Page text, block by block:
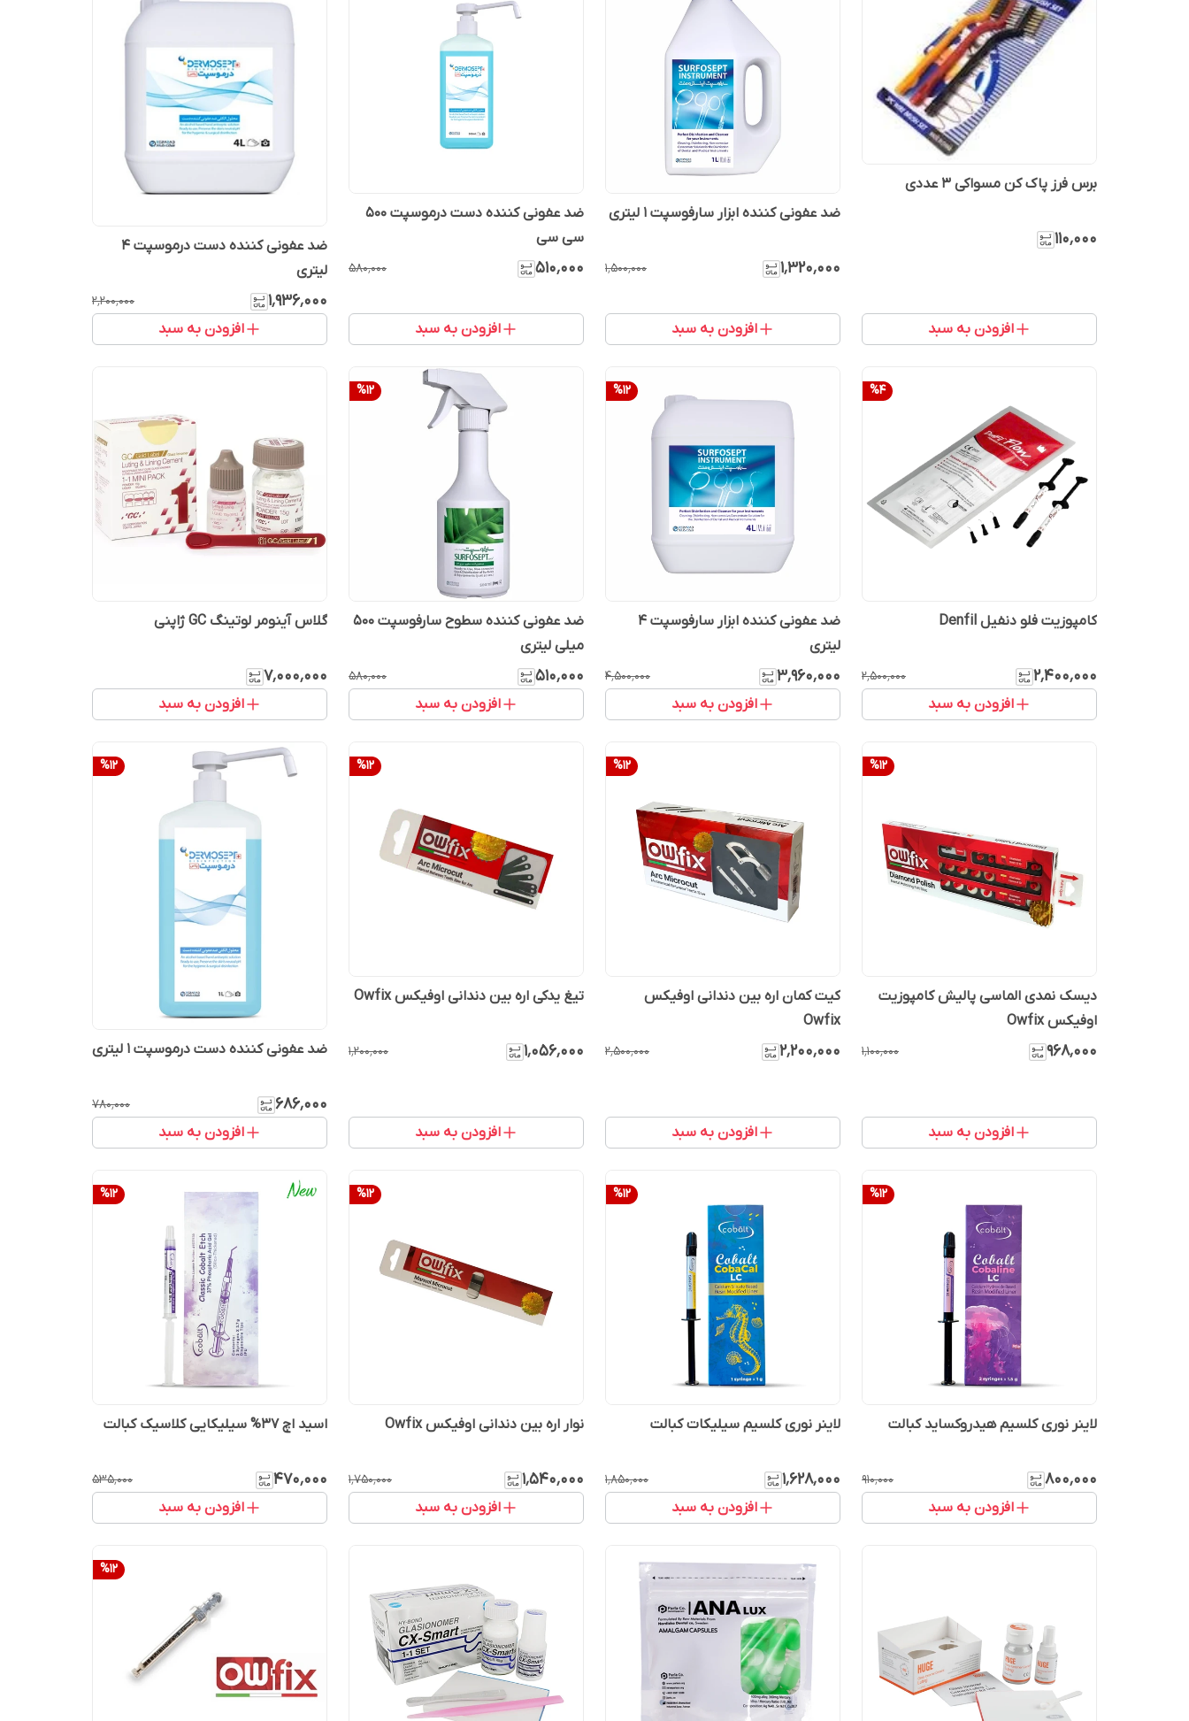
برس فرز پاک کن مسواکی ۳ عددی
۱۱۰٬۰۰۰
افزودن به سبد
ضد عفونی کننده ابزار سارفوسپت 1 لیتری
۱٬۳۲۰٬۰۰۰ ۱٬۵۰۰٬۰۰۰
افزودن به سبد
ضد عفونی کننده دست درموسپت 500
سی سی
۵۱۰٬۰۰۰ ۵۸۰٬۰۰۰
افزودن به سبد
ضد عفونی کننده دست درموسپت 4
لیتری
۱٬۹۳۶٬۰۰۰ ۲٬۲۰۰٬۰۰۰
افزودن به سبد
%4
کامپوزیت فلو دنفیل Denfil
۲٬۴۰۰٬۰۰۰ ۲٬۵۰۰٬۰۰۰
افزودن به سبد
%12
ضد عفونی کننده ابزار سارفوسپت 4
لیتری
۳٬۹۶۰٬۰۰۰ ۴٬۵۰۰٬۰۰۰
افزودن به سبد
%12
ضد عفونی کننده سطوح سارفوسپت 500
میلی لیتری
۵۱۰٬۰۰۰ ۵۸۰٬۰۰۰
افزودن به سبد
گلاس آینومر لوتینگ GC ژاپنی
۷٬۰۰۰٬۰۰۰
افزودن به سبد
%12
دیسک نمدی الماسی پالیش کامپوزیت
اوفیکس Owfix
۹۶۸٬۰۰۰ ۱٬۱۰۰٬۰۰۰
افزودن به سبد
%12
کیت کمان اره بین دندانی اوفیکس
Owfix
۲٬۲۰۰٬۰۰۰ ۲٬۵۰۰٬۰۰۰
افزودن به سبد
%12
تیغ یدکی اره بین دندانی اوفیکس Owfix
۱٬۰۵۶٬۰۰۰ ۱٬۲۰۰٬۰۰۰
افزودن به سبد
%12
ضد عفونی کننده دست درموسپت 1 لیتری
۶۸۶٬۰۰۰ ۷۸۰٬۰۰۰
افزودن به سبد
%12
لاینر نوری کلسیم هیدروکساید کبالت
۸۰۰٬۰۰۰ ۹۱۰٬۰۰۰
افزودن به سبد
%12
لاینر نوری کلسیم سیلیکات کبالت
۱٬۶۲۸٬۰۰۰ ۱٬۸۵۰٬۰۰۰
افزودن به سبد
%12
نوار اره بین دندانی اوفیکس Owfix
۱٬۵۴۰٬۰۰۰ ۱٬۷۵۰٬۰۰۰
افزودن به سبد
%12
اسید اچ 37% سیلیکایی کلاسیک کبالت
۴۷۰٬۰۰۰ ۵۳۵٬۰۰۰
افزودن به سبد
%12